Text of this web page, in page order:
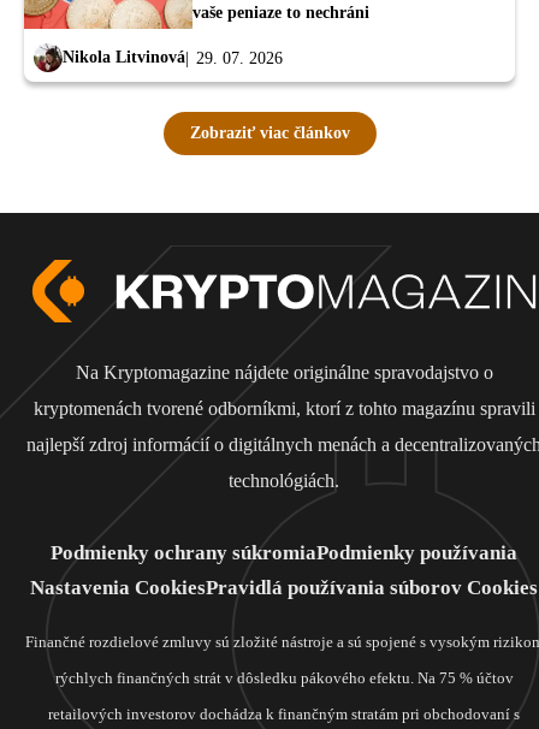
vaše peniaze to nechráni
Nikola Litvinová 29. 07. 2026
Zobraziť viac článkov
Na Kryptomagazine nájdete originálne spravodajstvo o
kryptomenách tvorené odborníkmi, ktorí z tohto magazínu spravili
najlepší zdroj informácií o digitálnych menách a
technológiách.
Podmienky ochrany súkromiaPodmienky používania
Nastavenia CookiesPravidlá používania súborov Cookies
Finančné rozdielové zmluvy sú zložité nástroje a sú spojené s vysokým
rýchlych finančných strát v dôsledku pákového efektu. Na 75 % účtov
retailových investorov dochádza k finančným stratám pri obchodovaní s